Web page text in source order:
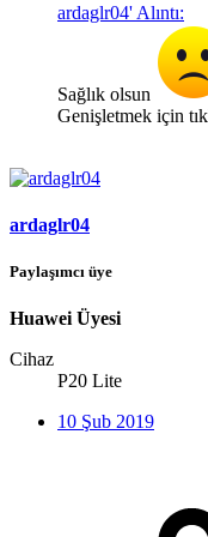
ardaglr04' Alıntı:
Sağlık olsun
Genişletmek için
ardaglr04
Paylaşımcı üye
Huawei Üyesi
Cihaz
P20 Lite
10 Şub 2019